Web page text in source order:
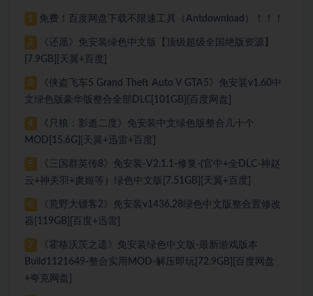
1 免费！百度网盘下载不限速工具（Antdownload）！！！
2
《还愿》免安装绿色中文版【顶级超级全国绝版资源】
[7.9GB][天翼+百度]
3
《侠盗飞车5 Grand Theft Auto V GTA5》免安装v1.60中
文绿色版豪华版整合全部DLC[101GB][百度网盘]
4
《只狼：影逝二度》免安装中文绿色版整合几十个
MOD[15.6G][天翼+迅雷+百度]
5
《三国群英传8》免安装-V2.1.1-修复-(官中+全DLC-神赵
云+神关羽+虞姬等）绿色中文版[7.51GB][天翼+百度]
6
《荒野大镖客2》免安装v1436.28绿色中文版整合置修改
器[119GB][百度+迅雷]
7
《霍格沃茨之遗》免安装绿色中文版-最新游戏版本
Build1121649-整合实用MOD-解压即玩[72.9GB][百度网盘
+夸克网盘]